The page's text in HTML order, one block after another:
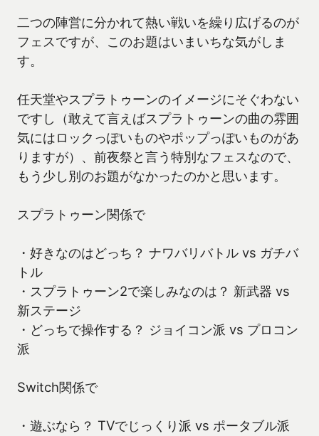
二つの陣営に分かれて熱い戦いを繰り広げるのが
フェスですが、このお題はいまいちな気がしま
す。
任天堂やスプラトゥーンのイメージにそぐわない
ですし（敢えて言えばスプラトゥーンの曲の雰囲
気にはロックっぽいものやポップっぽいものがあ
りますが）、前夜祭と言う特別なフェスなので、
もう少し別のお題がなかったのかと思います。
スプラトゥーン関係で
・好きなのはどっち？ ナワバリバトル vs ガチバ
トル
・スプラトゥーン2で楽しみなのは？ 新武器 vs
新ステージ
・どっちで操作する？ ジョイコン派 vs プロコン
派
Switch関係で
・遊ぶなら？ TVでじっくり派 vs ポータブル派